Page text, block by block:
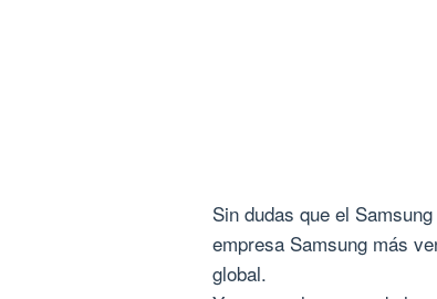
Sin dudas que el
empresa Samsung más
global.